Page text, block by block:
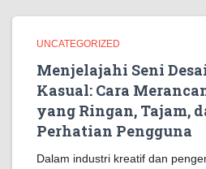
UNCATEGORIZED
Menjelajahi Seni
Kasual: Cara
yang Ringan, Tajam,
Perhatian Pengguna
Dalam industri kreatif dan